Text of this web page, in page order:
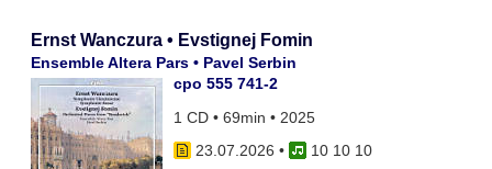
Ernst Wanczura • Evstignej Fomin
Ensemble Altera Pars • Pavel Serbin
cpo 555 741-2
1 CD • 69min • 2025
23.07.2026 •
10 10 10